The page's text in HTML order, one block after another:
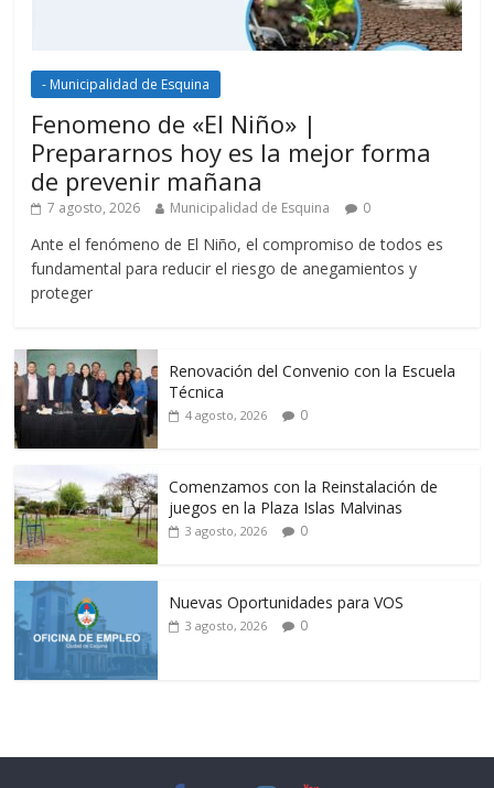
- Municipalidad de Esquina
Fenomeno de «El Niño» |
Prepararnos hoy es la mejor forma
de prevenir mañana
7 agosto, 2026 Municipalidad de Esquina 0
Ante el fenómeno de El Niño, el compromiso de todos es
fundamental para reducir el riesgo de anegamientos y
proteger
Renovación del Convenio con la Escuela
Técnica
4 agosto, 2026 0
Comenzamos con la Reinstalación de
juegos en la Plaza Islas Malvinas
3 agosto, 2026 0
Nuevas Oportunidades para VOS
3 agosto, 2026 0